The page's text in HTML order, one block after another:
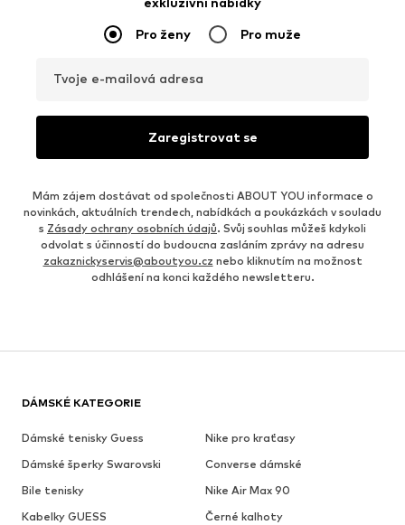
Pro ženy Pro muže
Tvoje e-mailová adresa
Zaregistrovat se
Mám zájem dostávat od společnosti ABOUT YOU informace o
novinkách, aktuálních trendech, nabídkách a poukázkách v souladu
s Zásady ochrany osobních údajů. Svůj souhlas můžeš kdykoli
odvolat s účinností do budoucna zasláním zprávy na adresu
zakaznickyservis@aboutyou.cz nebo kliknutím na možnost
odhlášení na konci každého newsletteru.
DÁMSKÉ KATEGORIE
Dámské tenisky Guess
Nike pro kraťasy
Dámské šperky Swarovski
Converse dámské
Bile tenisky
Nike Air Max 90
Kabelky GUESS
Černé kalhoty